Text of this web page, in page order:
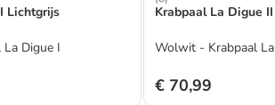
Lichtgrijs
Digue I
Krabpaal La Digue
Wolwit - Krabpaal
€ 70,99